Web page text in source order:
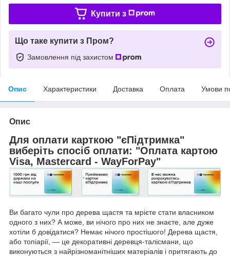
Купити з
Що таке купити з Пром?
Замовлення під захистом
Опис Характеристики Доставка Оплата Умови
Опис
Для оплати карткою "єПідтримка"
виберіть спосіб оплати: "Оплата картою
Visa, Mastercard - WayForPay"
Ви багато чули про дерева щастя та мрієте стати власником
одного з них? А може, ви нічого про них не знаєте, але дуже
хотіли б довідатися? Немає нічого простішого! Дерева щастя,
або топіарії, — це декоративні деревця-талісмани, що
виконуються з найрізноманітніших матеріалів і притягають до